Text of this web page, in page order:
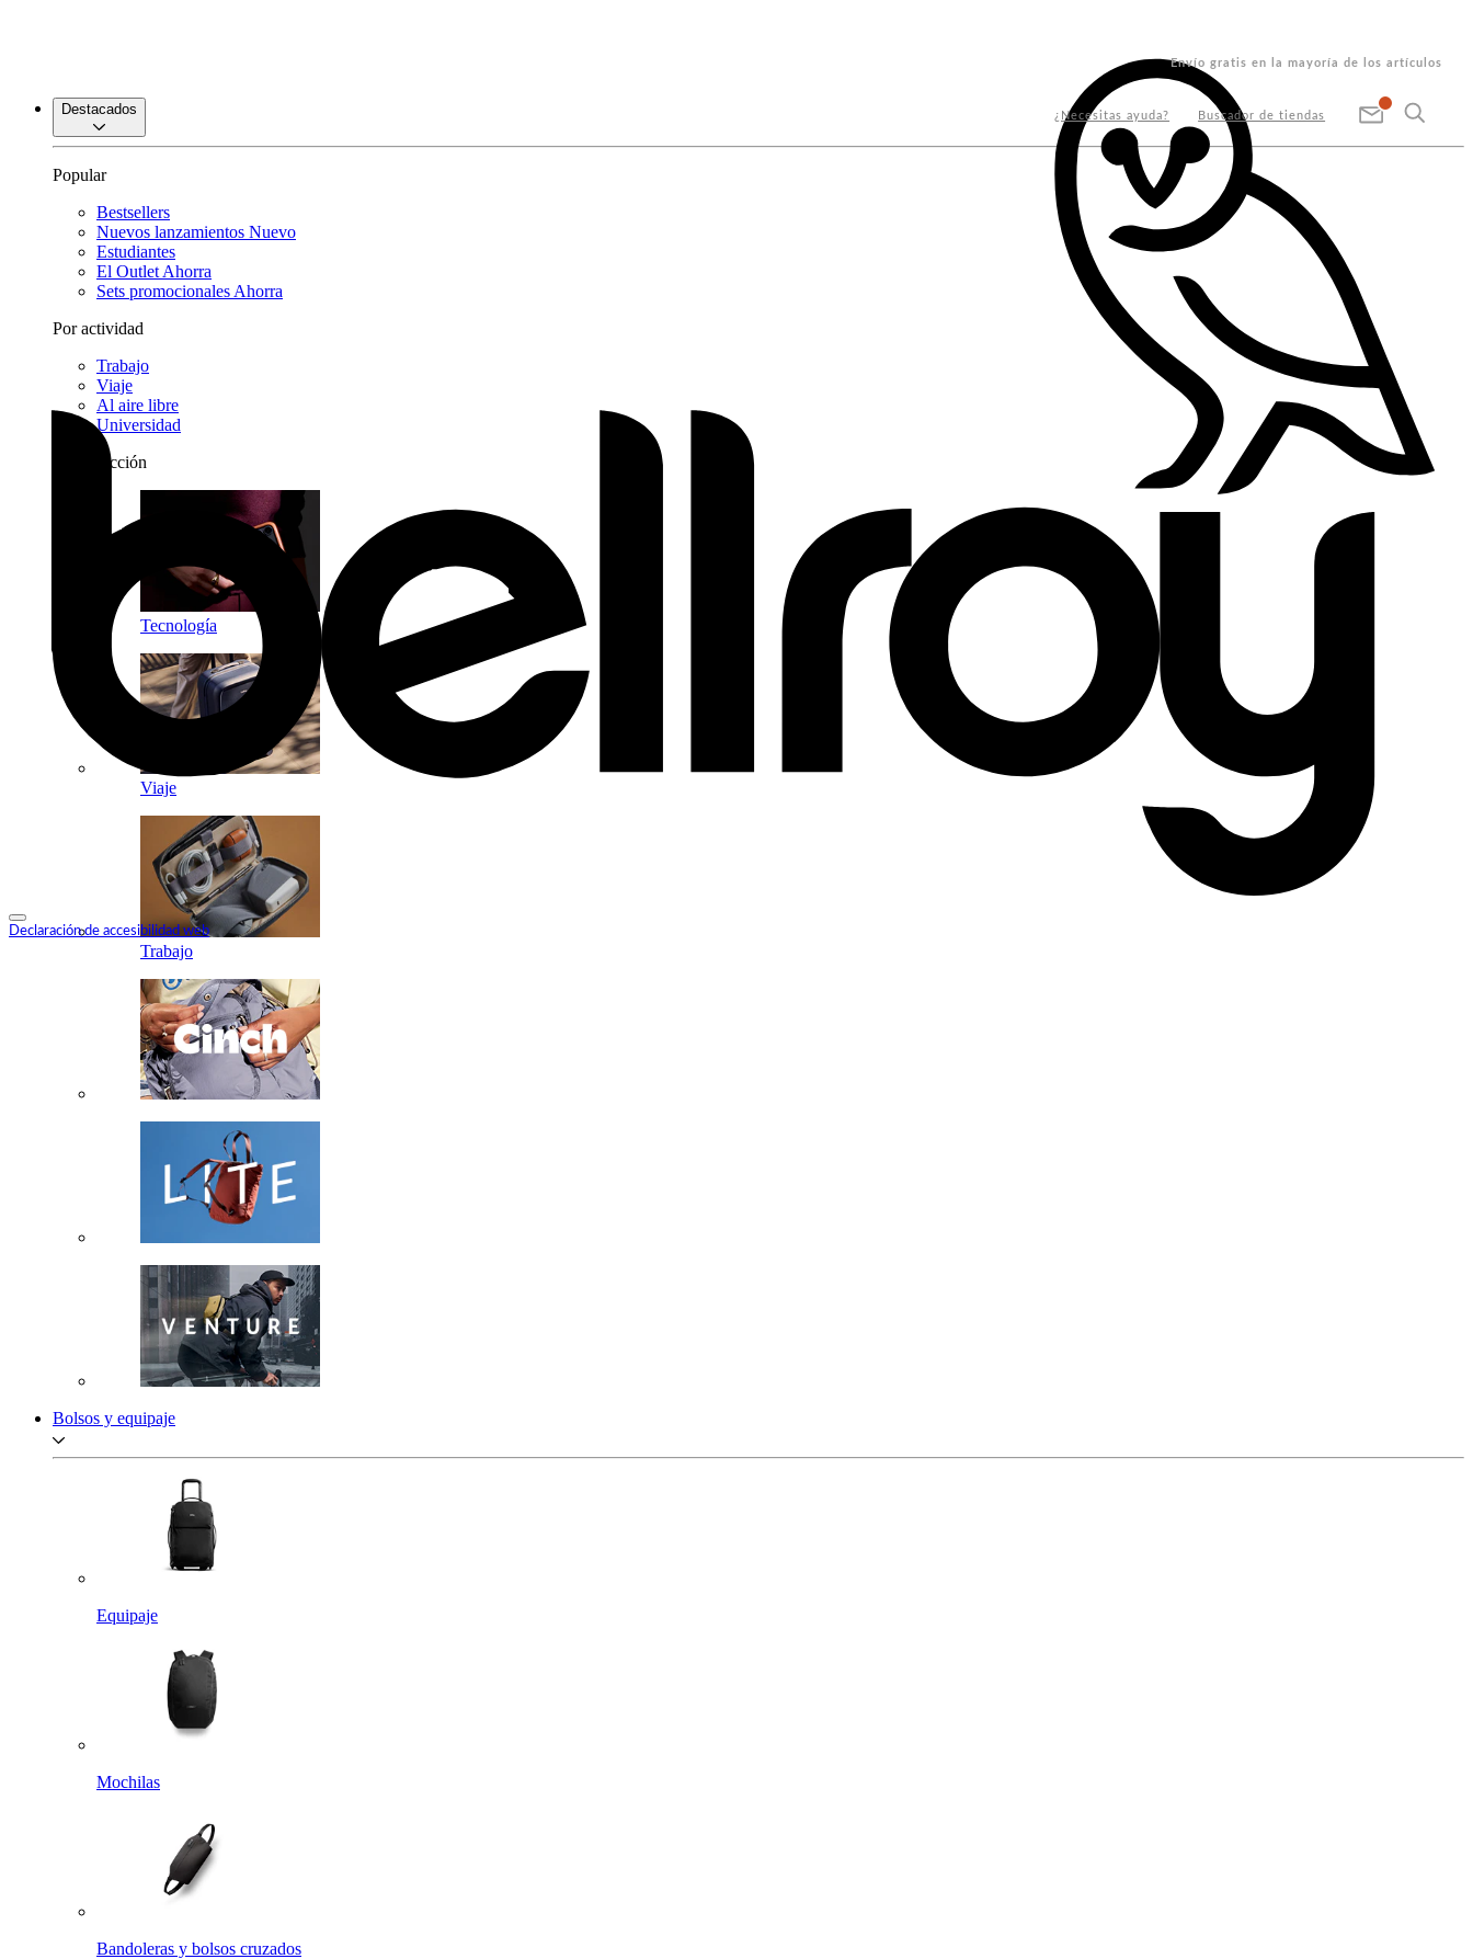
Envío gratis en la mayoría de los artículos
Declaración de accesibilidad web
¿Necesitas ayuda? Buscador de tiendas
Destacados
Popular
Bestsellers
Nuevos lanzamientos Nuevo
Estudiantes
El Outlet Ahorra
Sets promocionales Ahorra
Por actividad
Trabajo
Viaje
Al aire libre
Universidad
Por colección
Tecnología
Viaje
Trabajo
Bolsos y equipaje
Equipaje
Mochilas
Bandoleras y bolsos cruzados